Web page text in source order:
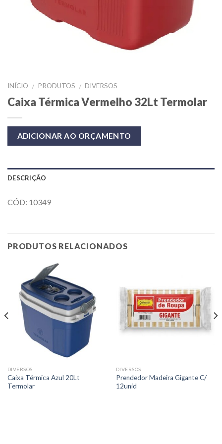
INÍCIO / PRODUTOS / DIVERSOS
Caixa Térmica Vermelho 32Lt Termolar
ADICIONAR AO ORÇAMENTO
DESCRIÇÃO
CÓD: 10349
PRODUTOS RELACIONADOS
DIVERSOS
Caixa Térmica Azul 20Lt
Termolar
DIVERSOS
Prendedor Madeira Gigante C/
12unid